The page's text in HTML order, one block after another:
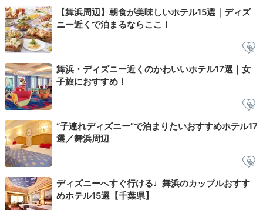
バズのパジャマ、 可愛いかったー！小4の娘は、大人用
パジャマをワンピみたいにして着こなしていました。
Breakfast
06:30
【舞浜周辺】朝食が美味しいホテル15選｜ディズ
ニー近くで泊まるならここ！
舞浜・ディズニー近くのかわいいホテル17選｜女
子旅におすすめ！
“子連れディズニー”で泊まりたいおすすめホテル17
選／舞浜周辺
ディズニーへすぐ行ける♩舞浜のカップルおすす
めホテル15選【千葉県】